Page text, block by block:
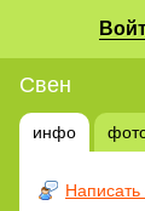
Свен
инфо